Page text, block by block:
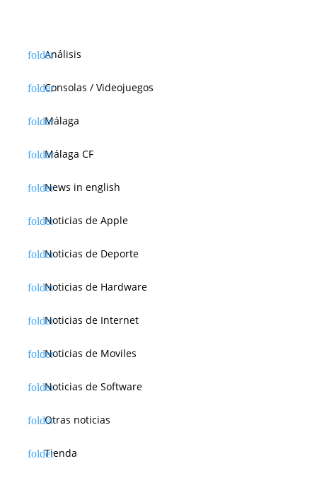
Análisis
Consolas / Videojuegos
Málaga
Málaga CF
News in english
Noticias de Apple
Noticias de Deporte
Noticias de Hardware
Noticias de Internet
Noticias de Moviles
Noticias de Software
Otras noticias
Tienda